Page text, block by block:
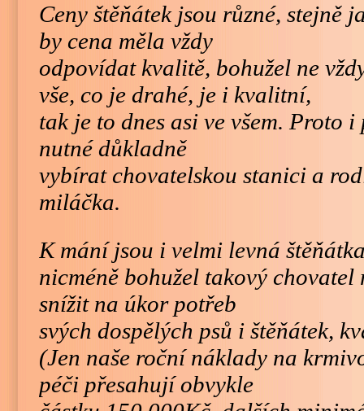
Ceny štěňátek jsou různé, stejně
by cena měla vždy
odpovídat kvalitě, bohužel ne
vše, co je drahé, je i kvalitní,
tak je to dnes asi ve všem. Proto
nutné důkladně
vybírat chovatelskou stanici a
miláčka.
K mání jsou i velmi levná
nicméně bohužel takový chovatel
snížit na úkor potřeb
svých dospělých psů i štěňátek,
(Jen naše roční náklady na
péči přesahují obvykle